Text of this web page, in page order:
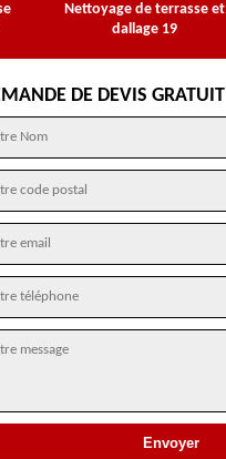
Nettoyage de terrasse et
dallage 19
DE DEVIS GRATUIT